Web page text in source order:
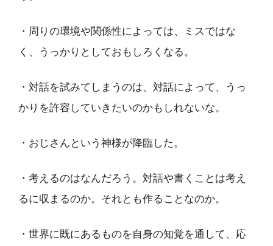
・周りの環境や関係性によっては、ミスではな
く、うっかりとしておもしろくなる。
・対話を試みてしまうのは、対話によって、うっ
かりを許容していきたいのかもしれないな。
・おじさんという神様が降臨した。
・考えるのはなんだろう。対話や書くことは考え
るに収まるのか。それとも作ることなのか。
・世界に既にあるものを自身の知覚を通して、応